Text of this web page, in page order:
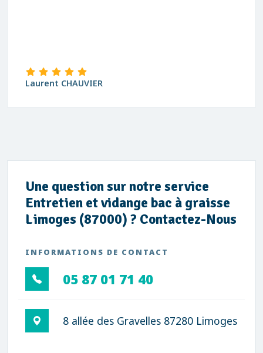
Laurent CHAUVIER
Une question sur notre service
Entretien et vidange bac à graisse
Limoges (87000) ? Contactez-Nous
INFORMATIONS DE CONTACT
05 87 01 71 40
8 allée des Gravelles 87280 Limoges